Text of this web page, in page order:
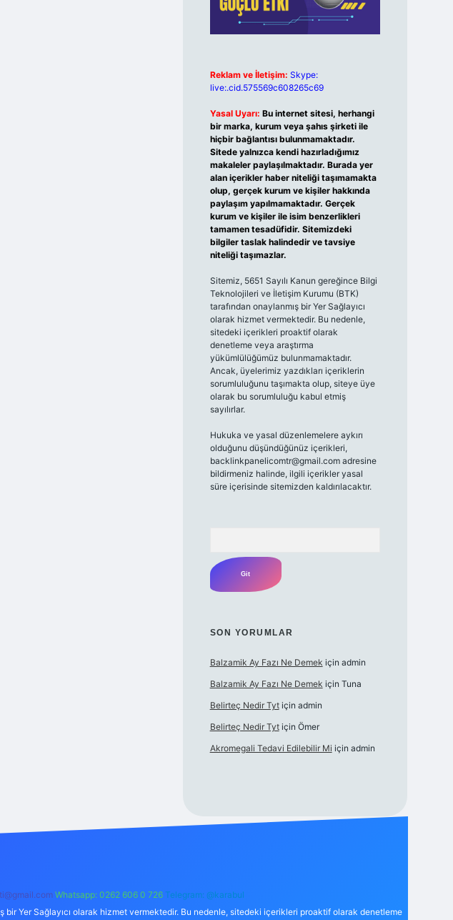
Reklam ve İletişim: Skype:
live:.cid.575569c608265c69
Yasal Uyarı: Bu internet sitesi, herhangi
bir marka, kurum veya şahıs şirketi ile
hiçbir bağlantısı bulunmamaktadır.
Sitede yalnızca kendi hazırladığımız
makaleler paylaşılmaktadır. Burada yer
alan içerikler haber niteliği taşımamakta
olup, gerçek kurum ve kişiler hakkında
paylaşım yapılmamaktadır. Gerçek
kurum ve kişiler ile isim benzerlikleri
tamamen tesadüfidir. Sitemizdeki
bilgiler taslak halindedir ve tavsiye
niteliği taşımazlar.
Sitemiz, 5651 Sayılı Kanun gereğince Bilgi
Teknolojileri ve İletişim Kurumu (BTK)
tarafından onaylanmış bir Yer Sağlayıcı
olarak hizmet vermektedir. Bu nedenle,
sitedeki içerikleri proaktif olarak
denetleme veya araştırma
yükümlülüğümüz bulunmamaktadır.
Ancak, üyelerimiz yazdıkları içeriklerin
sorumluluğunu taşımakta olup, siteye üye
olarak bu sorumluluğu kabul etmiş
sayılırlar.
Hukuka ve yasal düzenlemelere aykırı
olduğunu düşündüğünüz içerikleri,
backlinkpanelicomtr@gmail.comadresine
bildirmeniz halinde, ilgili içerikler yasal
süre içerisinde sitemizden kaldırılacaktır.
SON YORUMLAR
Balzamik Ay Fazı Ne Demek için admin
Balzamik Ay Fazı Ne Demek için Tuna
Belirteç Nedir Tytiçin admin
Belirteç Nedir Tytiçin Ömer
Akromegali Tedavi Edilebilir Mi için admin
Whatsapp: 0262 606 0 726 Telegram: @karabul
Yer Sağlayıcı olarak hizmet vermektedir. Bu nedenle, sitedeki içerikleri proaktif olarak denetleme